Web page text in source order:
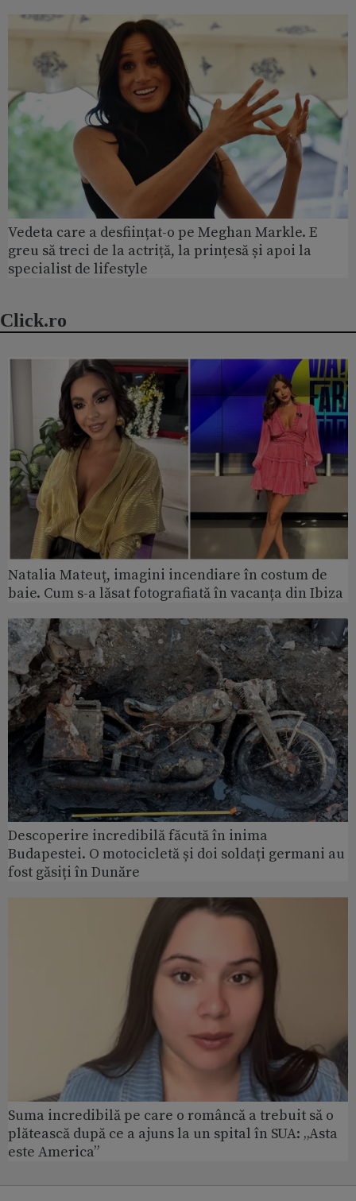
Vedeta care a desființat-o pe Meghan Markle. E
greu să treci de la actriță, la prințesă și apoi la
specialist de lifestyle
Click.ro
Natalia Mateuț, imagini incendiare în costum de
baie. Cum s-a lăsat fotografiată în vacanța din Ibiza
Descoperire incredibilă făcută în inima
Budapestei. O motocicletă și doi soldați germani au
fost găsiți în Dunăre
Suma incredibilă pe care o româncă a trebuit să o
plătească după ce a ajuns la un spital în SUA: „Asta
este America”